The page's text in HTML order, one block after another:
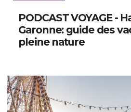
PODCAST VOYAGE -
Garonne: guide des
pleine nature